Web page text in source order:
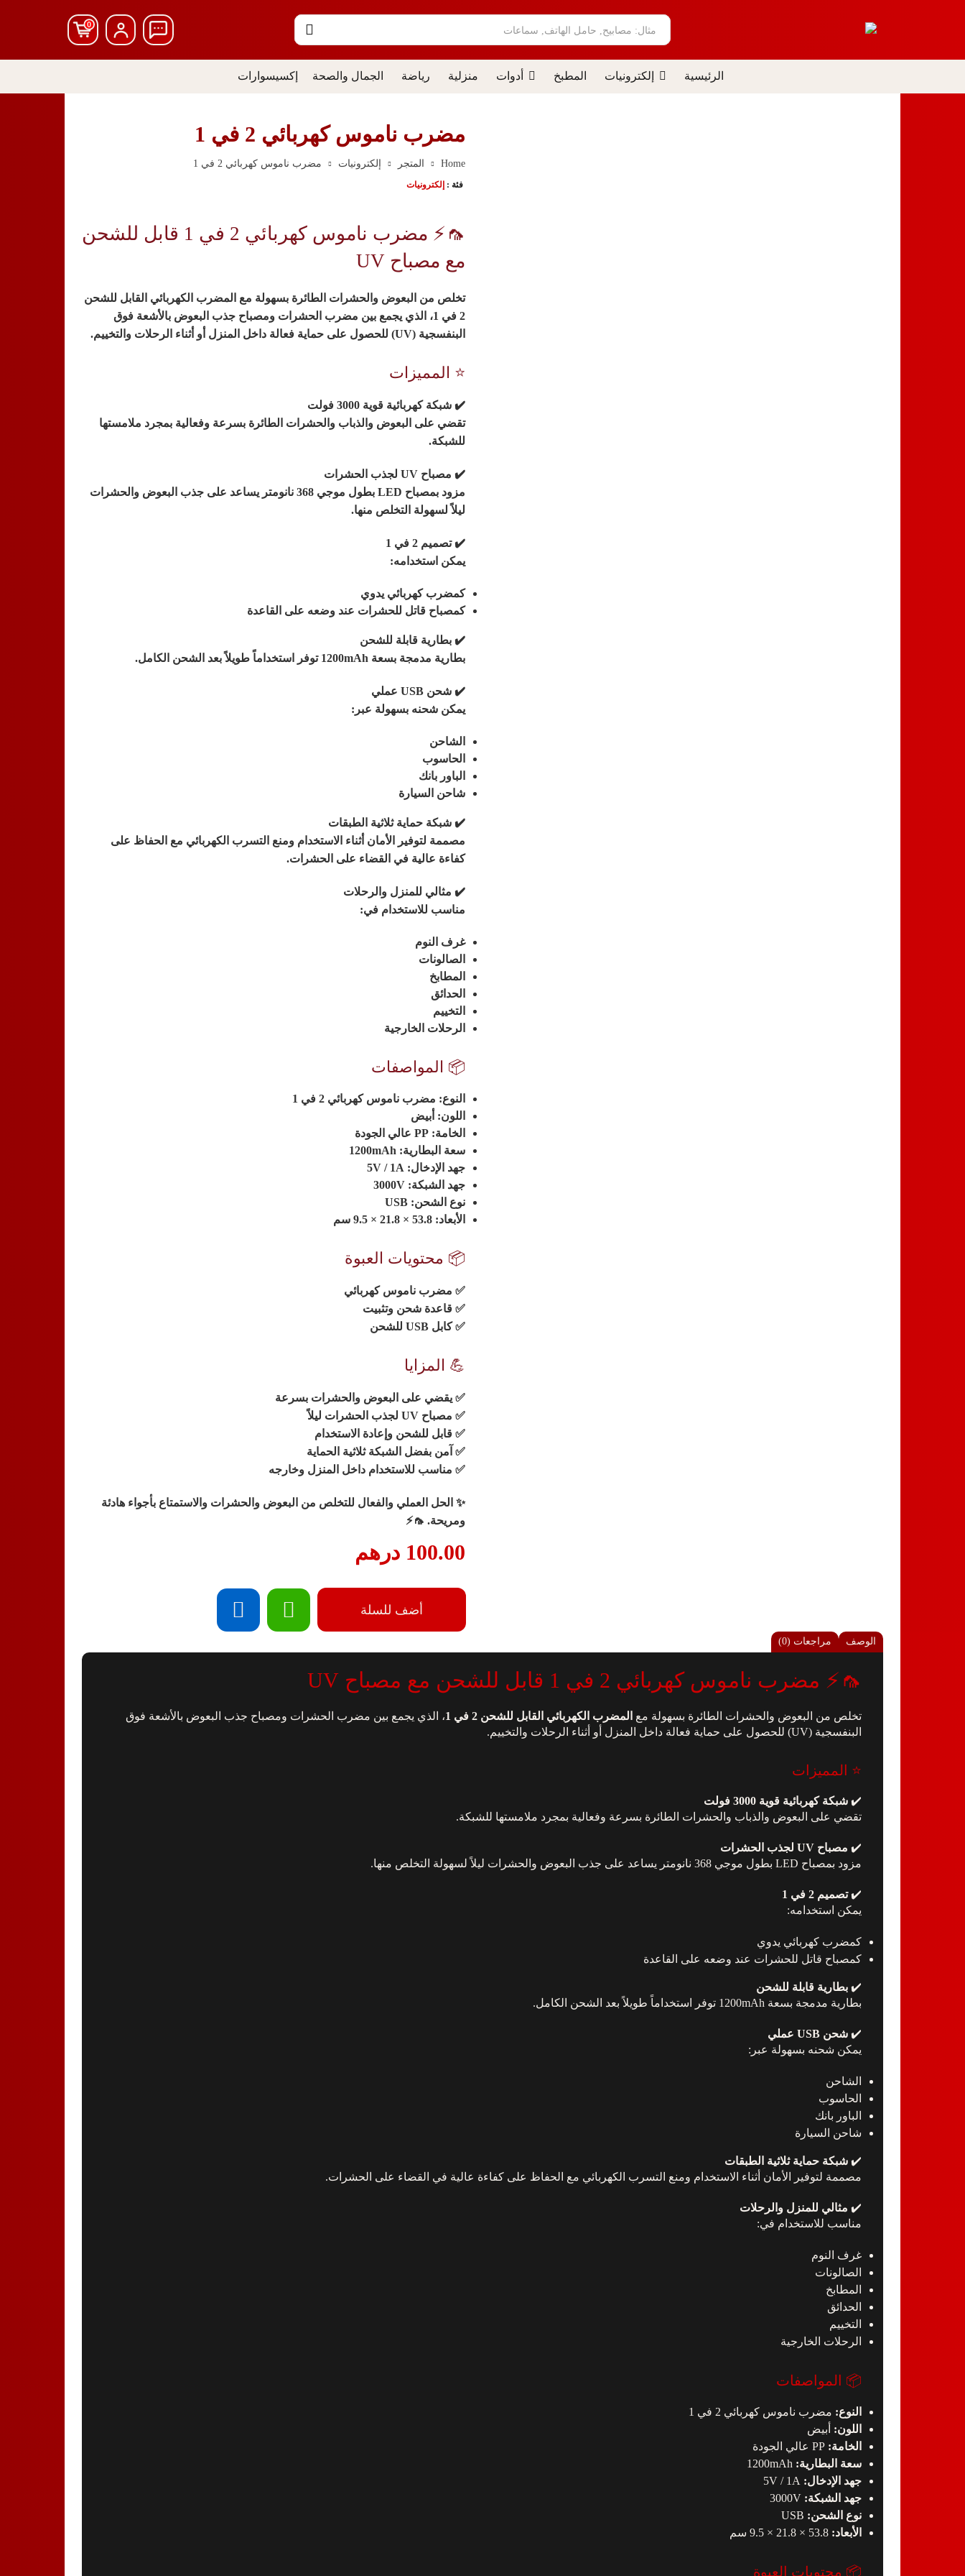
مثال: مصابيح, حامل الهاتف, سماعات
0
الرئيسية إلكترونيات المطبخ أدوات منزلية رياضة الجمال والصحة إكسيسوارات
مضرب ناموس كهربائي 2 في 1
Home المتجر إلكترونيات مضرب ناموس كهربائي 2 في 1
فئة : إلكترونيات
🦟⚡ مضرب ناموس كهربائي 2 في 1 قابل للشحن
مع مصباح UV
تخلص من البعوض والحشرات الطائرة بسهولة مع المضرب الكهربائي القابل للشحن
2 في 1
، الذي يجمع بين مضرب الحشرات ومصباح جذب البعوض بالأشعة فوق
البنفسجية (UV) للحصول على حماية فعالة داخل المنزل أو أثناء الرحلات والتخييم.
⭐ المميزات
✔️ شبكة كهربائية قوية 3000 فولت
تقضي على البعوض والذباب والحشرات الطائرة بسرعة وفعالية بمجرد ملامستها
للشبكة.
✔️ مصباح UV لجذب الحشرات
مزود بمصباح LED بطول موجي 368 نانومتر يساعد على جذب البعوض والحشرات
ليلاً لسهولة التخلص منها.
✔️تصميم 2 في 1
يمكن استخدامه:
كمضرب كهربائي يدوي
كمصباح قاتل للحشرات عند وضعه على القاعدة
✔️ بطارية قابلة للشحن
بطارية مدمجة بسعة 1200mAh توفر استخداماً طويلاً بعد الشحن الكامل.
✔️ شحن USB عملي
يمكن شحنه بسهولة عبر:
الشاحن
الحاسوب
الباور بانك
شاحن السيارة
✔️ شبكة حماية ثلاثية الطبقات
مصممة لتوفير الأمان أثناء الاستخدام ومنع التسرب الكهربائي مع الحفاظ على
كفاءة عالية في القضاء على الحشرات.
✔️ مثالي للمنزل والرحلات
مناسب للاستخدام في:
غرف النوم
الصالونات
المطابخ
الحدائق
التخييم
الرحلات الخارجية
📦 المواصفات
النوع: مضرب ناموس كهربائي 2 في 1
اللون: أبيض
الخامة:
سعة البطارية:
جهد الإدخال:
جهد الشبكة:
نوع الشحن:
الأبعاد:
📦 محتويات العبوة
✅ مضرب ناموس كهربائي
✅ قاعدة شحن وتثبيت
✅ كابل USB للشحن
💪 المزايا
✅ يقضي على البعوض والحشرات بسرعة
✅ مصباح UV لجذب الحشرات ليلاً
✅ قابل للشحن وإعادة الاستخدام
✅ آمن بفضل الشبكة ثلاثية الحماية
✅ مناسب للاستخدام داخل المنزل وخارجه
✨ الحل العملي والفعال للتخلص من البعوض والحشرات والاستمتاع بأجواء هادئة
ومريحة. 🦟⚡
100.00 درهم
أضف للسلة
الوصف مراجعات (0)
🦟⚡ مضرب ناموس كهربائي 2 في 1 قابل للشحن مع مصباح UV
تخلص من البعوض والحشرات الطائرة بسهولة مع المضرب الكهربائي القابل للشحن 2 في 1
، الذي يجمع بين مضرب الحشرات ومصباح جذب البعوض بالأشعة فوق
البنفسجية (UV) للحصول على حماية فعالة داخل المنزل أو أثناء الرحلات والتخييم.
⭐ المميزات
✔️ شبكة كهربائية قوية 3000 فولت
تقضي على البعوض والذباب والحشرات الطائرة بسرعة وفعالية بمجرد ملامستها للشبكة.
✔️ مصباح UV لجذب الحشرات
مزود بمصباح LED بطول موجي 368 نانومتر يساعد على جذب البعوض والحشرات ليلاً لسهولة التخلص منها.
✔️تصميم 2 في 1
يمكن استخدامه:
كمضرب كهربائي يدوي
كمصباح قاتل للحشرات عند وضعه على القاعدة
✔️ بطارية قابلة للشحن
بطارية مدمجة بسعة 1200mAh توفر استخداماً طويلاً بعد الشحن الكامل.
✔️ شحن USB عملي
يمكن شحنه بسهولة عبر:
الشاحن
الحاسوب
الباور بانك
شاحن السيارة
✔️ شبكة حماية ثلاثية الطبقات
مصممة لتوفير الأمان أثناء الاستخدام ومنع التسرب الكهربائي مع الحفاظ على كفاءة عالية في القضاء على الحشرات.
✔️ مثالي للمنزل والرحلات
مناسب للاستخدام في:
غرف النوم
الصالونات
المطابخ
الحدائق
التخييم
الرحلات الخارجية
📦 المواصفات
النوع: مضرب ناموس كهربائي 2 في 1
اللون: أبيض
الخامة:
سعة البطارية:
جهد الإدخال:
جهد الشبكة:
نوع الشحن:
الأبعاد:
📦 محتويات العبوة